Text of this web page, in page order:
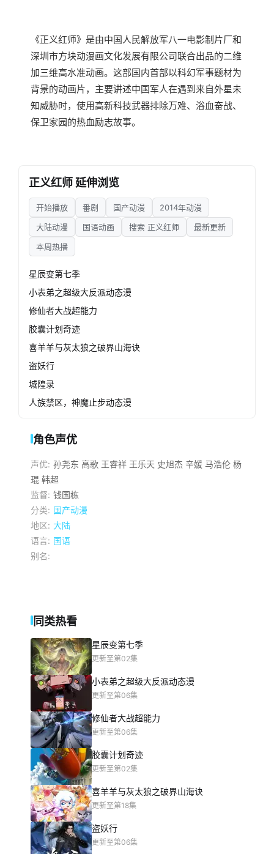
《正义红师》是由中国人民解放军八一电影制片厂和
深圳市方块动漫画文化发展有限公司联合出品的二维
加三维高水准动画。这部国内首部以科幻军事题材为
背景的动画片，主要讲述中国军人在遇到来自外星未
知威胁时，使用高新科技武器排除万难、浴血奋战、
保卫家园的热血励志故事。
正义红师 延伸浏览
开始播放 番剧 国产动漫
2014年动漫
大陆动漫
国语动画 搜索 正义红师
最新更新
本周热播
星辰变第七季
小表弟之超级大反派动态漫
修仙者大战超能力
胶囊计划奇迹
喜羊羊与灰太狼之破界山海诀
盗妖行
城隍录
人族禁区，神魔止步动态漫
角色声优
声优: 孙尧东 高歌 王睿祥 王乐天 史旭杰 辛媛 马浩伦 杨
琨 韩超
监督: 钱国栋
分类: 国产动漫
地区: 大陆
语言: 国语
别名:
同类热看
星辰变第七季
更新至第02集
小表弟之超级大反派动态漫
更新至第06集
修仙者大战超能力
更新至第06集
胶囊计划奇迹
更新至第02集
喜羊羊与灰太狼之破界山海诀
更新至第18集
盗妖行
更新至第06集